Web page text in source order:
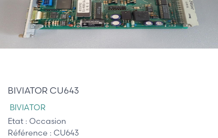
BIVIATOR CU643
BIVIATOR
Etat : Occasion
Référence : CU643